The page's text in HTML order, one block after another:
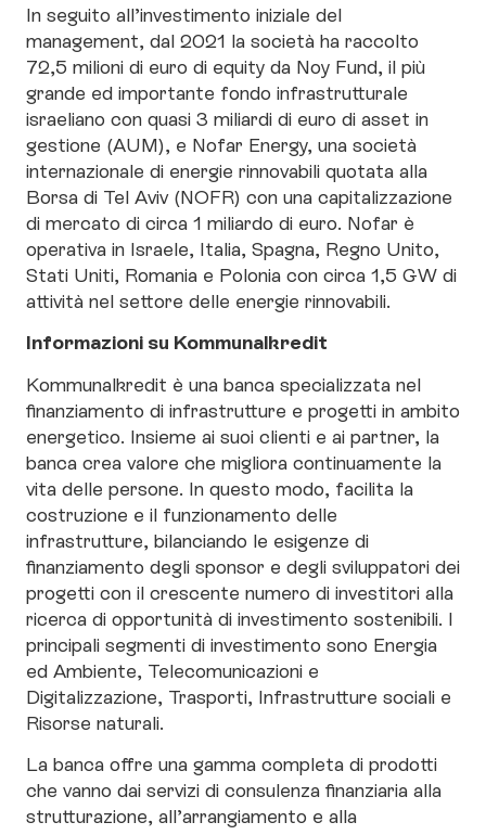
In seguito all’investimento iniziale del
management, dal 2021 la società ha raccolto
72,5 milioni di euro di equity da Noy Fund, il più
grande ed importante fondo infrastrutturale
israeliano con quasi 3 miliardi di euro di asset in
gestione (AUM), e Nofar Energy, una società
internazionale di energie rinnovabili quotata alla
Borsa di Tel Aviv (NOFR) con una capitalizzazione
di mercato di circa 1 miliardo di euro. Nofar è
operativa in Israele, Italia, Spagna, Regno Unito,
Stati Uniti, Romania e Polonia con circa 1,5 GW di
attività nel settore delle energie rinnovabili.
Informazioni su Kommunalkredit
Kommunalkredit è una banca specializzata nel
finanziamento di infrastrutture e progetti in ambito
energetico. Insieme ai suoi clienti e ai partner, la
banca crea valore che migliora continuamente la
vita delle persone. In questo modo, facilita la
costruzione e il funzionamento delle
infrastrutture, bilanciando le esigenze di
finanziamento degli sponsor e degli sviluppatori dei
progetti con il crescente numero di investitori alla
ricerca di opportunità di investimento sostenibili. I
principali segmenti di investimento sono Energia
ed Ambiente, Telecomunicazioni e
Digitalizzazione, Trasporti, Infrastrutture sociali e
Risorse naturali.
La banca offre una gamma completa di prodotti
che vanno dai servizi di consulenza finanziaria alla
strutturazione, all’arrangiamento e alla